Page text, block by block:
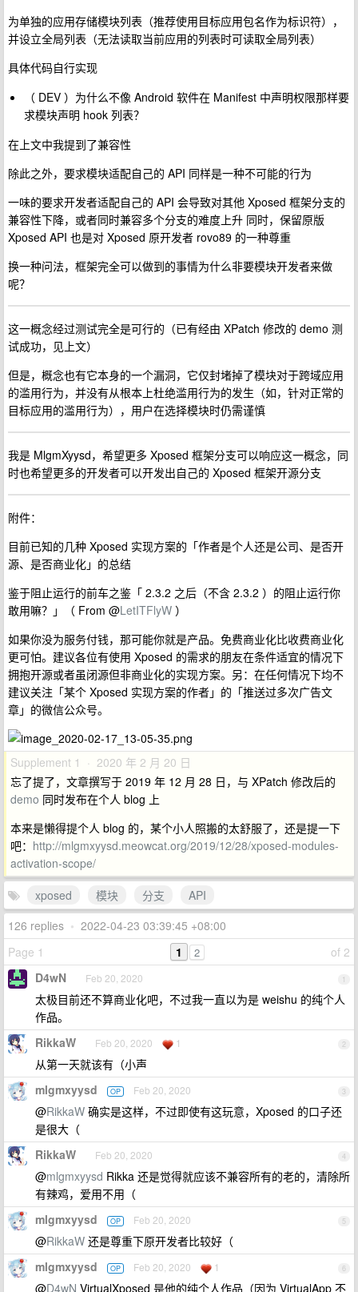
为单独的应用存储模块列表（推荐使用目标应用包名作为标识符），
并设立全局列表（无法读取当前应用的列表时可读取全局列表）
具体代码自行实现
（ DEV ）为什么不像 Android 软件在 Manifest 中声明权限那样要
求模块声明 hook 列表？
在上文中我提到了兼容性
除此之外，要求模块适配自己的 API 同样是一种不可能的行为
一味的要求开发者适配自己的 API 会导致对其他 Xposed 框架分支的
兼容性下降，或者同时兼容多个分支的难度上升 同时，保留原版
Xposed API 也是对 Xposed 原开发者 rovo89 的一种尊重
换一种问法，框架完全可以做到的事情为什么非要模块开发者来做
呢？
这一概念经过测试完全是可行的（已有经由 XPatch 修改的 demo 测
试成功，见上文）
但是，概念也有它本身的一个漏洞，它仅封堵掉了模块对于跨域应用
的滥用行为，并没有从根本上杜绝滥用行为的发生（如，针对正常的
目标应用的滥用行为），用户在选择模块时仍需谨慎
我是 MlgmXyysd，希望更多 Xposed 框架分支可以响应这一概念，同
时也希望更多的开发者可以开发出自己的 Xposed 框架开源分支
附件：
目前已知的几种 Xposed 实现方案的「作者是个人还是公司、是否开
源、是否商业化」的总结
鉴于阻止运行的前车之鉴「 2.3.2 之后（不含 2.3.2 ）的阻止运行你
敢用嘛？」（ From @LetITFlyW ）
如果你没为服务付钱，那可能你就是产品。免费商业化比收费商业化
更可怕。建议各位有使用 Xposed 的需求的朋友在条件适宜的情况下
拥抱开源或者虽闭源但非商业化的实现方案。另：在任何情况下均不
建议关注「某个 Xposed 实现方案的作者」的「推送过多次广告文
章」的微信公众号。
Supplement 1 · 2020 年 2 月 20 日
忘了提了，文章撰写于 2019 年 12 月 28 日，与 XPatch 修改后的
demo 同时发布在个人 blog 上
本来是懒得提个人 blog 的，某个小人照搬的太舒服了，还是提一下
吧： http://mlgmxyysd.meowcat.org/2019/12/28/xposed-modules-
activation-scope/
xposed
模块 分支
API
126 replies • 2022-04-23 03:39:45 +08:00
Page 1
of 2
1 2
1
D4wN Feb 20, 2020
太极目前还不算商业化吧，不过我一直以为是 weishu 的纯个人
作品。
2
RikkaW Feb 20, 2020 1
从第一天就该有（小声
3
mlgmxyysd OP Feb 20, 2020
@RikkaW 确实是这样，不过即使有这玩意，Xposed 的口子还
是很大（
4
RikkaW Feb 20, 2020
@mlgmxyysd Rikka 还是觉得就应该不兼容所有的老的，清除所
有辣鸡，爱用不用（
5
mlgmxyysd OP Feb 20, 2020
@RikkaW 还是尊重下原开发者比较好（
6
mlgmxyysd OP Feb 20, 2020 1
@D4wN VirtualXposed 是他的纯个人作品（因为 VirtualApp 不